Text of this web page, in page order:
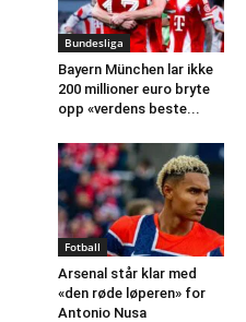
Bundesliga
Bayern München lar ikke
200 millioner euro bryte
opp «verdens beste...
Fotball
Arsenal står klar med
«den røde løperen» for
Antonio Nusa